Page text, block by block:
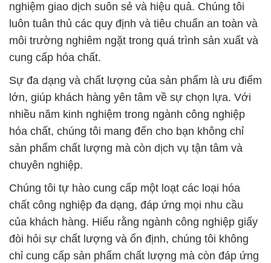
nghiệm giao dịch suôn sẻ và hiệu quả. Chúng tôi
luôn tuân thủ các quy định và tiêu chuẩn an toàn và
môi trường nghiêm ngặt trong quá trình sản xuất và
cung cấp hóa chất.
Sự đa dạng và chất lượng của sản phẩm là ưu điểm
lớn, giúp khách hàng yên tâm về sự chọn lựa. Với
nhiều năm kinh nghiệm trong ngành công nghiệp
hóa chất, chúng tôi mang đến cho bạn không chỉ
sản phẩm chất lượng mà còn dịch vụ tận tâm và
chuyên nghiệp.
Chúng tôi tự hào cung cấp một loạt các loại hóa
chất công nghiệp đa dạng, đáp ứng mọi nhu cầu
của khách hàng. Hiểu rằng ngành công nghiệp giấy
đòi hỏi sự chất lượng và ổn định, chúng tôi không
chỉ cung cấp sản phẩm chất lượng mà còn đáp ứng